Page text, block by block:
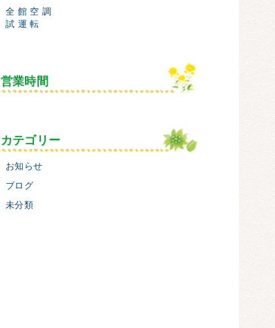
全 館 空 調
試 運 転
営業時間
カテゴリー
お知らせ
ブログ
未分類